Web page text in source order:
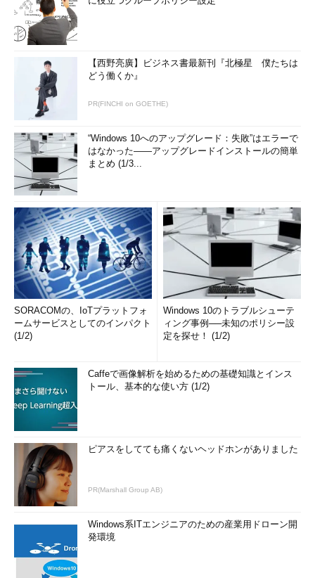
レード直前の状態に戻るようになっている。
しかし確率は低いもののアップグレード作業が失敗して、何も
出て先へ進めない、アップグレード作業が途中で（無応答になっ
て）止まって進まなくなる、再起動したら画面が真っ暗なまま起
動しない、といった具合だ。
アップグレードに失敗しても、条件付きながら元のWindows
OSに戻すことは可能だ（TIPS「アップグレードしたWindows 10
を元のWindows 7／8.1に戻す
に起動するなら、例えば問題となりそうなアプリケーションやデ
バイスドライバを削除したり、不要なデバイスを外したりしてか
ら再度アップグレードしてみれば、成功することもよくある。
まれなことだが、再起動に失敗して二度と起動できなくなると
いうこともある。そんな場合は元の状態へ戻すのは諦め、リカバ
リディスクやフルバックアップなどから、以前の（もしくは購入
直後の）状態へ戻し、また環境を再構築しなければならない。
このような事態を避けるには、すぐにアップグレードせず、同
じ機種のPCを使っている他のユーザーの情報を事前に収集して
ばその時点の状態に戻せる可能性は高くなるが、リストア作業の
ためにかかる時間などを考えると、特に理由がない限り、十分な
情報を集めずに急いでアップグレードする必要はないだろう。
●機能や操作性などが変わることによる生産性の低下
Windows 10は、非常に大ざっぱに言えば、Windows 8.1をベー
スに操作性や機能を改善したWindows OSである。そのため、
Windows 8／8.1ユーザーにとってはあまり違和感なく使えるで
あろう。
だがWindows 7ユーザーからすると、スタートボタン（スター
ト画面）の扱いやコントロールパネルや設定画面などのGUIの変
更、操作性が全く異なる、新しいWindowsストアアプリ（ユニバ
【西野亮廣】ビジネス書最新刊『北極星 僕たちは
どう働くか』
PR(FINCHI on GOETHE)
“Windows 10へのアップグレード：失敗”はエラーで
はなかった――アップグレードインストールの簡単
まとめ (1/3...
SORACOMの、IoTプラットフォ
ームサービスとしてのインパクト
(1/2)
Windows 10のトラブルシューテ
ィング事例──未知のポリシー設
定を探せ！ (1/2)
Caffeで画像解析を始めるための基礎知識とインス
トール、基本的な使い方 (1/2)
ピアスをしてても痛くないヘッドホンがありました
PR(Marshall Group AB)
Windows系ITエンジニアのための産業用ドローン開
発環境